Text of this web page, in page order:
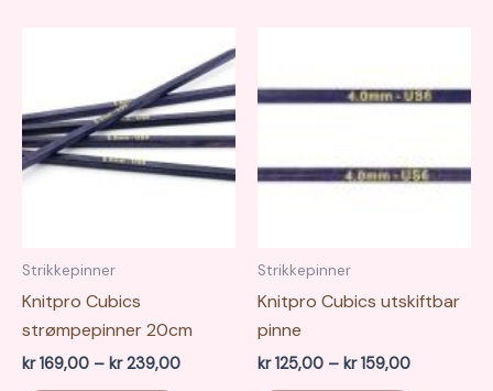
kan
på
Strikkepinner
Knitpro Cubics
strømpepinner 20cm
kr169,00 – kr239,00Prisområde:
Strikkepinner
Knitpro Cubics utskiftbar
pinne
kr125,00 – kr159,00